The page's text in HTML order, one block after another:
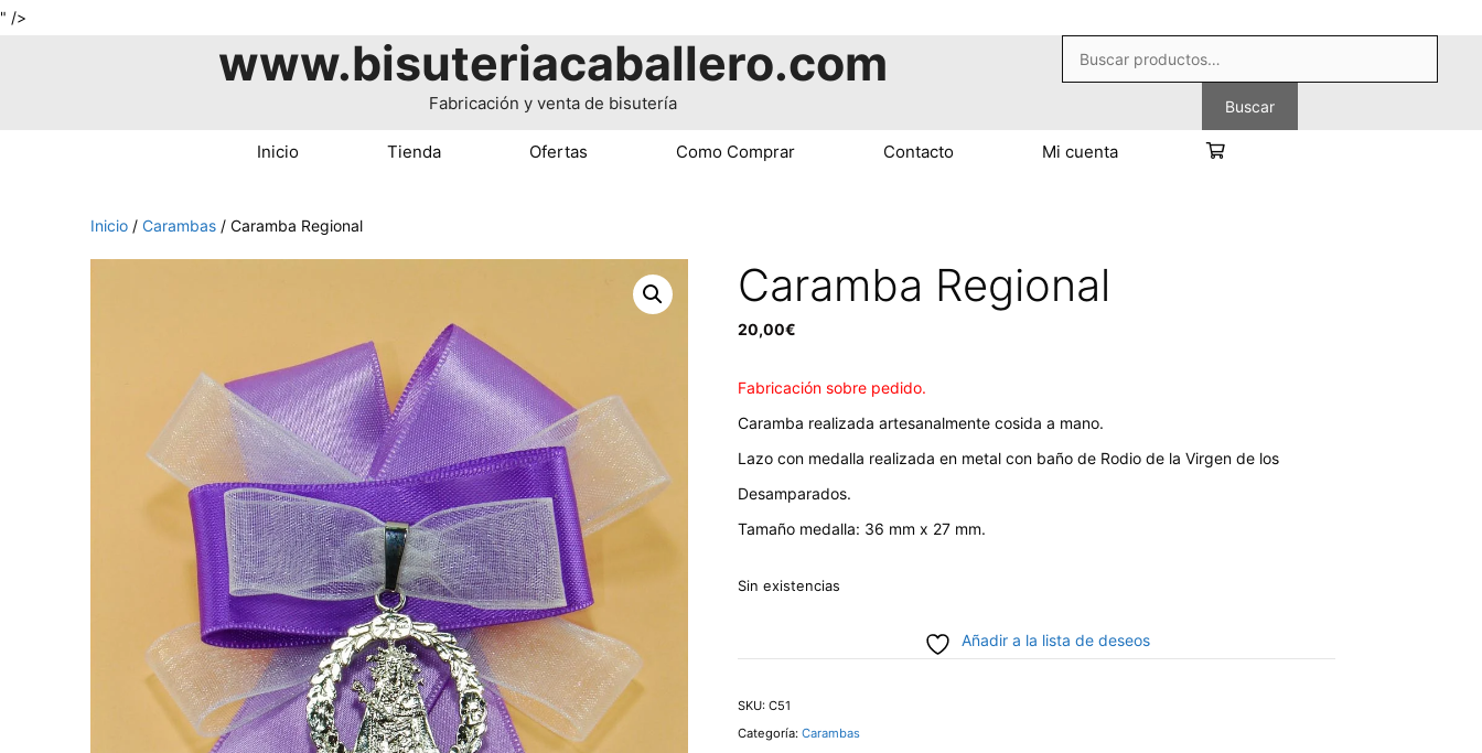
" />
Buscar
por:
Buscar
www.bisuteriacaballero.com
Fabricación y venta de bisutería
Inicio Tienda Ofertas Como Comprar Contacto Mi cuenta
Inicio / Carambas / Caramba Regional
Caramba Regional
20,00€
Fabricación sobre pedido.
Caramba realizada artesanalmente cosida a mano.
Lazo con medalla realizada en metal con baño de Rodio de la Virgen de los
Desamparados.
Tamaño medalla: 36 mm x 27 mm.
Sin existencias
Añadir a la lista de deseos
SKU:C51
Categoría:Carambas